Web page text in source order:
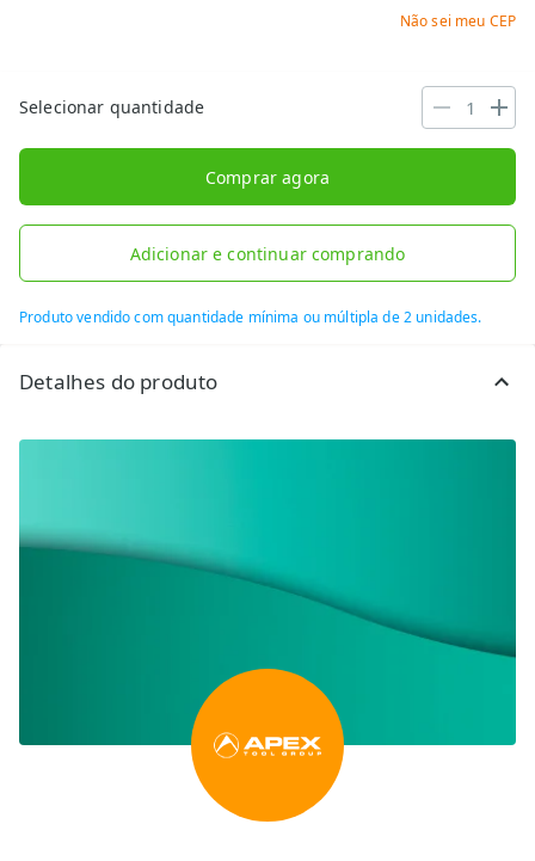
Não sei meu CEP
Selecionar quantidade
Comprar agora
Adicionar e continuar comprando
Produto vendido com quantidade mínima ou múltipla de 2 unidades.
Detalhes do produto